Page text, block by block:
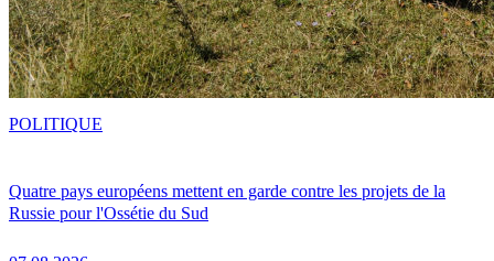
Quatre pays européens mettent en garde contre les projets de la
Russie pour l'Ossétie du Sud
POLITIQUE